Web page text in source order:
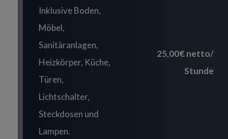
Inklusive Boden,
Möbel,
Sanitäranlagen,
Heizkörper, Küche,
Türen,
Lichtschalter,
Steckdosen und
Lampen.
25,00€ netto/
Stunde